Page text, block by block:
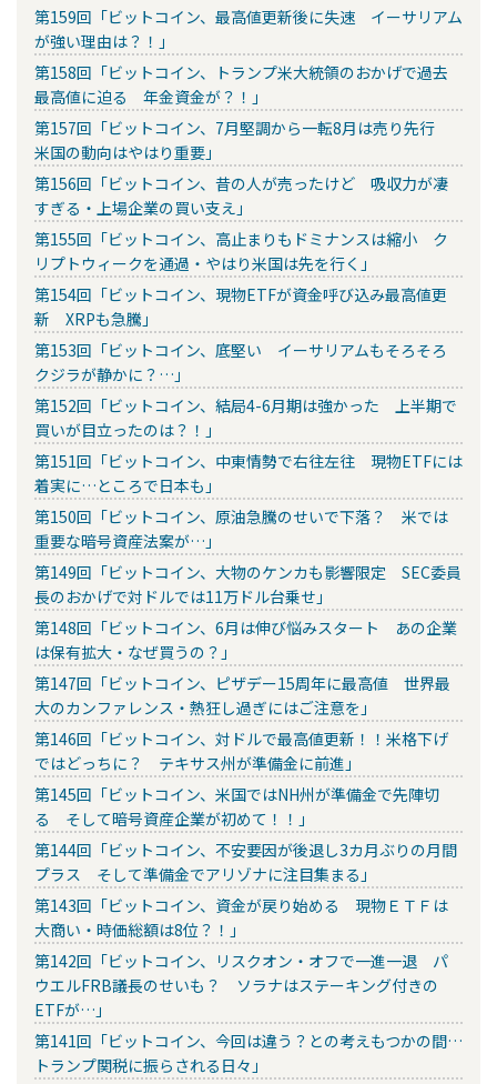
第159回「ビットコイン、最高値更新後に失速 イーサリアム
が強い理由は？！」
第158回「ビットコイン、トランプ米大統領のおかげで過去
最高値に迫る 年金資金が？！」
第157回「ビットコイン、7月堅調から一転8月は売り先行
米国の動向はやはり重要」
第156回「ビットコイン、昔の人が売ったけど 吸収力が凄
すぎる・上場企業の買い支え」
第155回「ビットコイン、高止まりもドミナンスは縮小 ク
リプトウィークを通過・やはり米国は先を行く」
第154回「ビットコイン、現物ETFが資金呼び込み最高値更
新 XRPも急騰」
第153回「ビットコイン、底堅い イーサリアムもそろそろ
クジラが静かに？…」
第152回「ビットコイン、結局4-6月期は強かった 上半期で
買いが目立ったのは？！」
第151回「ビットコイン、中東情勢で右往左往 現物ETFには
着実に…ところで日本も」
第150回「ビットコイン、原油急騰のせいで下落？ 米では
重要な暗号資産法案が…」
第149回「ビットコイン、大物のケンカも影響限定 SEC委員
長のおかげで対ドルでは11万ドル台乗せ」
第148回「ビットコイン、6月は伸び悩みスタート あの企業
は保有拡大・なぜ買うの？」
第147回「ビットコイン、ピザデー15周年に最高値 世界最
大のカンファレンス・熱狂し過ぎにはご注意を」
第146回「ビットコイン、対ドルで最高値更新！！米格下げ
ではどっちに？ テキサス州が準備金に前進」
第145回「ビットコイン、米国ではNH州が準備金で先陣切
る そして暗号資産企業が初めて！！」
第144回「ビットコイン、不安要因が後退し3カ月ぶりの月間
プラス そして準備金でアリゾナに注目集まる」
第143回「ビットコイン、資金が戻り始める 現物ＥＴＦは
大商い・時価総額は8位？！」
第142回「ビットコイン、リスクオン・オフで一進一退 パ
ウエルFRB議長のせいも？ ソラナはステーキング付きの
ETFが…」
第141回「ビットコイン、今回は違う？との考えもつかの間…
トランプ関税に振らされる日々」